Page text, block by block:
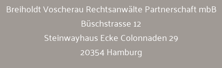
Breiholdt Voscherau Rechtsanwälte Partnerschaft mbB
Büschstrasse 12
Steinwayhaus Ecke Colonnaden 29
20354 Hamburg